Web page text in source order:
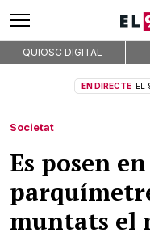
QUIOSC DIGITAL
EN DIRECTE EL
Societat
Es posen
muntats el